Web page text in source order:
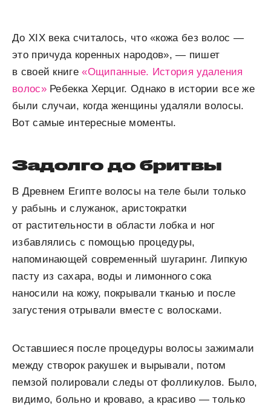
Дo XIX века считалось, что «кожа без волос —
это причуда коренных народов», — пишет
в своей книге«Ощипанные. История удаления
волос»Ребекка Херциг. Однако в истории все же
были случаи, когда женщины удаляли волосы.
Вот самые интересные моменты.
Задолго до бритвы
В Древнем Египте волосы на теле были только
у рабынь и служанок, аристократки
от растительности в области лобка и ног
избавлялись с помощью процедуры,
напоминающей современный шугаринг. Липкую
пасту из сахара, воды и лимонного сока
наносили на кожу, покрывали тканью и после
загустения отрывали вместе с волосками.
Оставшиеся после процедуры волосы зажимали
между створок ракушек и вырывали, потом
пемзой полировали следы от фолликулов. Было,
видимо, больно и кроваво, а красиво — только